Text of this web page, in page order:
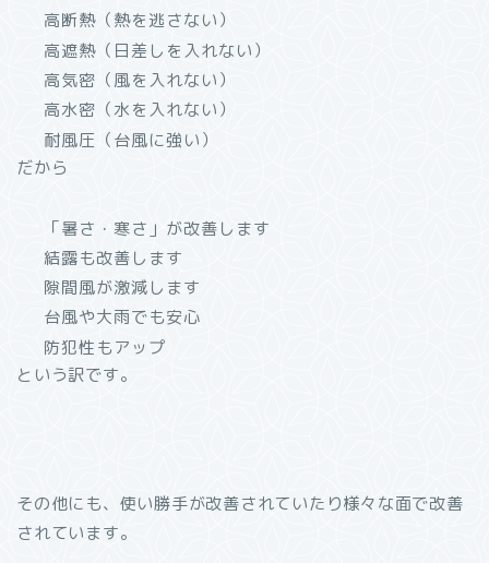
高断熱（熱を逃さない）
高遮熱（日差しを入れない）
高気密（風を入れない）
高水密（水を入れない）
耐風圧（台風に強い）
だから
「暑さ・寒さ」が改善します
結露も改善します
隙間風が激減します
台風や大雨でも安心
防犯性もアップ
という訳です。
その他にも、使い勝手が改善されていたり様々な面で改善
されています。